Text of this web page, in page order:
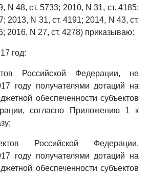
N 48, ст. 5733; 2010, N 31, ст. 4185;
2013, N 31, ст. 4191; 2014, N 43, ст.
2016, N 27, ст. 4278) приказываю:
год:
Российской Федерации, не
году получателями дотаций на
обеспеченности субъектов
согласно Приложению 1 к
Российской Федерации,
году получателями дотаций на
обеспеченности субъектов